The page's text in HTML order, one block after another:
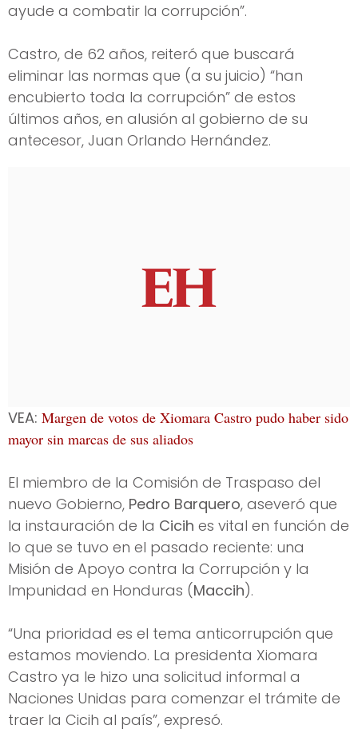
ayude a combatir la corrupción”.
Castro, de 62 años, reiteró que buscará
eliminar las normas que (a su juicio) “han
encubierto toda la corrupción” de estos
últimos años, en alusión al gobierno de su
antecesor, Juan Orlando Hernández.
VEA: Margen de votos de Xiomara Castro pudo haber sido
mayor sin marcas de sus aliados
El miembro de la Comisión de Traspaso del
nuevo Gobierno, Pedro Barquero, aseveró que
la instauración de la Cicih es vital en función de
lo que se tuvo en el pasado reciente: una
Misión de Apoyo contra la Corrupción y la
Impunidad en Honduras (Maccih).
“Una prioridad es el tema anticorrupción que
estamos moviendo. La presidenta Xiomara
Castro ya le hizo una solicitud informal a
Naciones Unidas para comenzar el trámite de
traer la Cicih al país”, expresó.